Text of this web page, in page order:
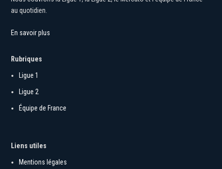
Nous couvrons la Ligue 1, la Ligue 2, le Mercato et l’équipe de France
au quotidien.
En savoir plus
Rubriques
Ligue 1
Ligue 2
Équipe de France